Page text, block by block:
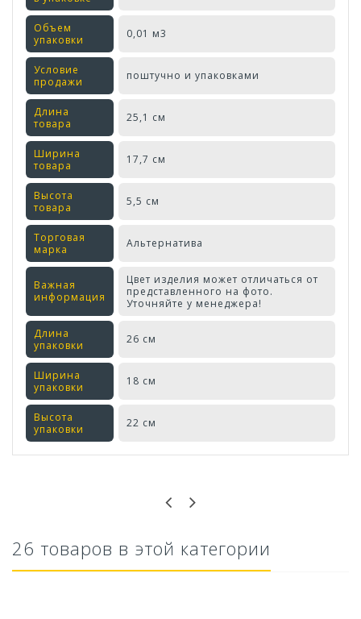
Объем
упаковки
0,01 м3
Условие
продажи
поштучно и упаковками
Длина
товара
25,1 см
Ширина
товара
17,7 см
Высота
товара
5,5 см
Торговая
марка
Альтернатива
Важная
информация
Цвет изделия может отличаться от
представленного на фото.
Уточняйте у менеджера!
Длина
упаковки
26 см
Ширина
упаковки
18 см
Высота
упаковки
22 см
26 товаров в этой категории